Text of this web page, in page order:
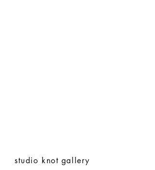
studio knot gallery